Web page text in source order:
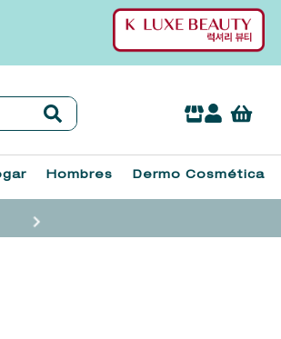
Hombres Dermo Cosmética